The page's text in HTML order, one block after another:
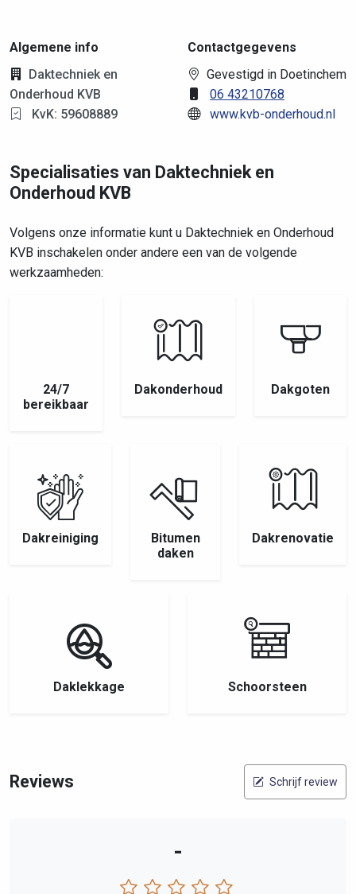
Algemene info
Daktechniek en
Onderhoud KVB
KvK: 59608889
Contactgegevens
Gevestigd in Doetinchem
06 43210768
www.kvb-onderhoud.nl
Specialisaties van Daktechniek en
Onderhoud KVB
Volgens onze informatie kunt u Daktechniek en Onderhoud
KVB inschakelen onder andere een van de volgende
werkzaamheden:
24/7
bereikbaar
Dakonderhoud Dakgoten
Dakreiniging
Bitumen
daken
Dakrenovatie
Daklekkage Schoorsteen
Reviews Schrijf review
-